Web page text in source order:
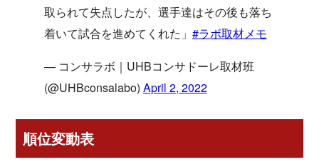
取られて失点したが、選手達はその後も落ち
着いて試合を進めてくれた」 #ラボ取材メモ
— コンサラボ｜UHBコンサドーレ取材班
(@UHBconsalabo) April 2, 2022
順位変動表